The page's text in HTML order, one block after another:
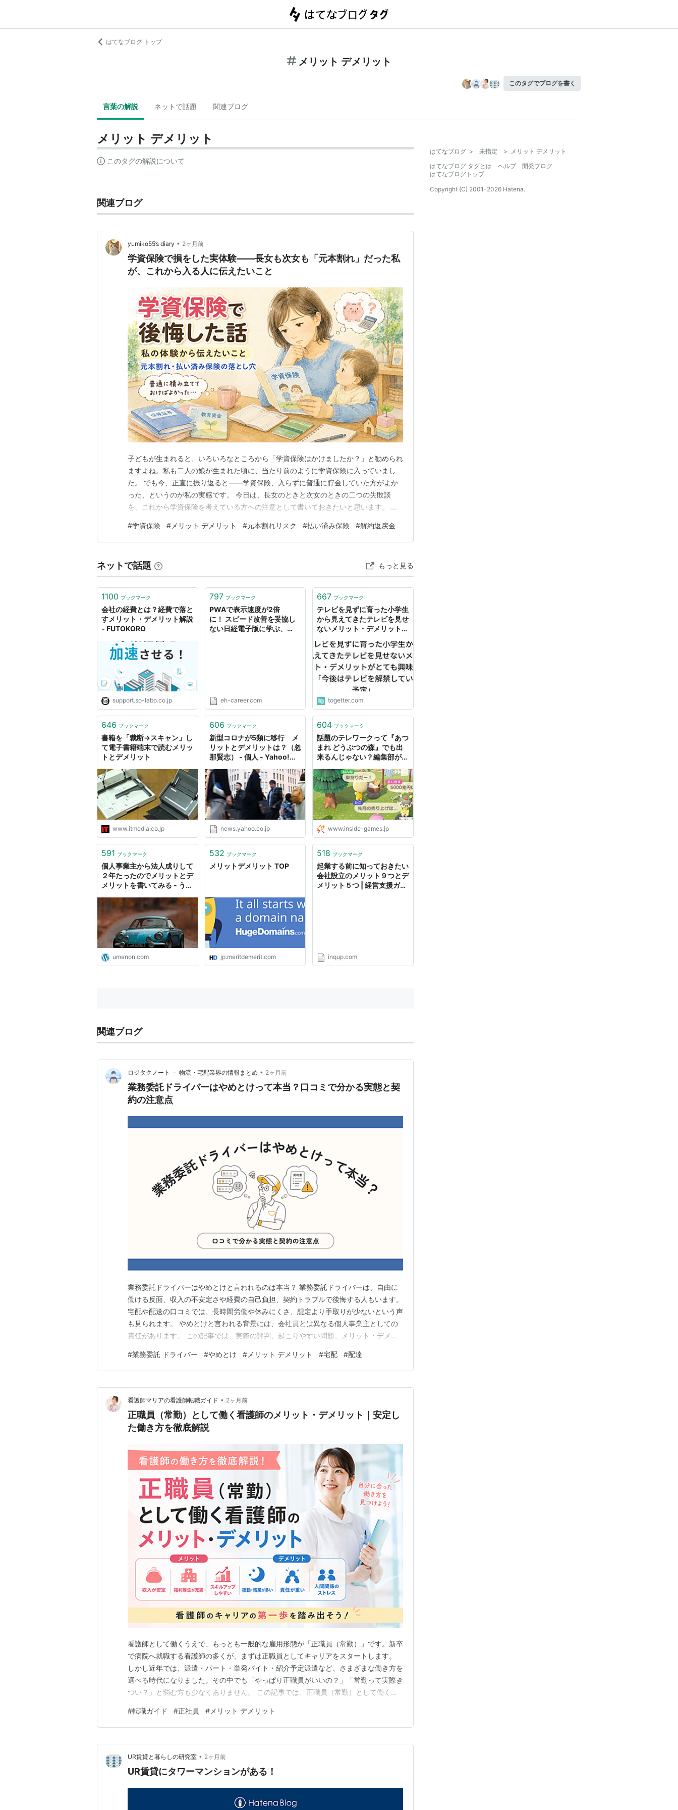
はてなブログ トップ
メリット デメリット
このタグでブログを書く
言葉の解説 ネットで話題 関連ブログ
メリット デメリット
このタグの解説について
関連ブログ
yumiko55’s diary • 2ヶ月前
学資保険で損をした実体験――長女も次女も「元本割れ」だった私
が、これから入る人に伝えたいこと
子どもが生まれると、いろいろなところから「学資保険はかけましたか？」と勧められ
ますよね。私も二人の娘が生まれた頃に、当たり前のように学資保険に入っていまし
た。 でも今、正直に振り返ると――学資保険、入らずに普通に貯金していた方がよか
った、というのが私の実感です。 今日は、長女のときと次女のときの二つの失敗談
を、これから学資保険を考えている方への注意として書いておきたいと思います。 ど
ん。 ※私は保険の専門家ではありません。あくまで一人の母親の実体験としてお読みく
ださい。 長女のとき：「払い済み保険」を勧められて、一番使…
#学資保険 # メリット デメリット #元本割れリスク #払い済み保険 #解約返戻金
ネットで話題 もっと見る
1100 ブックマーク
会社の経費とは？経費で落と
すメリット・デメリット解説
- FUTOKORO
support.so-labo.co.jp
797 ブックマーク
PWAで表示速度が2倍
に！ スピード改善を妥協し
ない日経電子版に学ぶ、
eh-career.com
667 ブックマーク
テレビを見ずに育った小学生
から見えてきたテレビを見せ
ないメリット・デメリットが
ビを解禁していく予定」
togetter.com
646 ブックマーク
書籍を「裁断→スキャン」し
て電子書籍端末で読むメリッ
トとデメリット
www.itmedia.co.jp
606 ブックマーク
新型コロナが5類に移行 メ
リットとデメリットは？（忽
那賢志） - 個人 - Yahoo!ニ
news.yahoo.co.jp
604 ブックマーク
話題のテレワークって『あつ
まれ どうぶつの森』でも出
来るんじゃない？編集部が実
デメリット | インサイド
www.inside-games.jp
591 ブックマーク
個人事業主から法人成りして
２年たったのでメリットとデ
メリットを書いてみる - うめ
umenon.com
532 ブックマーク
メリットデメリット TOP
jp.meritdemerit.com
518 ブックマーク
起業する前に知っておきたい
会社設立のメリット９つとデ
メリット５つ | 経営支援ガイ
inqup.com
関連ブログ
ロジタクノート － 物流・宅配業界の情報まとめ • 2ヶ月前
業務委託ドライバーはやめとけって本当？口コミで分かる実態と契
約の注意点
業務委託ドライバーはやめとけと言われるのは本当？ 業務委託ドライバーは、自由に
働ける反面、収入の不安定さや経費の自己負担、契約トラブルで後悔する人もいます。
宅配や配送の口コミでは、長時間労働や休みにくさ、想定より手取りが少ないという声
も見られます。 やめとけと言われる背景には、会社員とは異なる個人事業主としての
責任があります。 この記事では、実際の評判、起こりやすい問題、メリット・デメリ
ーがやめとけと言われる理由 口コミから見える手取りと働き方の実態 契約や配送中に
起こるトラブルと対処法 失敗しない求人選びと契約…
#業務委託 ドライバー #やめとけ #メリット デメリット #宅配 #配達
看護師マリアの看護師転職ガイド • 2ヶ月前
正職員（常勤）として働く看護師のメリット・デメリット｜安定し
た働き方を徹底解説
看護師として働くうえで、もっとも一般的な雇用形態が「正職員（常勤）」です。新卒
で病院へ就職する看護師の多くが、まずは正職員としてキャリアをスタートします。
しかし近年では、派遣・パート・単発バイト・紹介予定派遣など、さまざまな働き方を
選べる時代になりました。その中でも「やっぱり正職員がいいの？」「常勤って実際き
つい？」と悩む方も少なくありません。 この記事では、正職員（常勤）として働く看
は、自分に合った働き方を見つける参考にしてください。 看護師における正職員（常
勤）とは？ 正職員（常勤）とは、病院やクリニック、介護…
#転職ガイド #正社員 #メリット デメリット
UR賃貸と暮らしの研究室 • 2ヶ月前
UR賃貸にタワーマンションがある！
はてなブログ > 未指定 > メリット デメリット
はてなブログ タグとは
ヘルプ
開発ブログ
はてなブログトップ
Copyright (C) 2001-2026 Hatena.